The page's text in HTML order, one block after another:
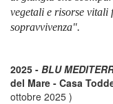
vegetali e risorse vitali
sopravvivenza".
2025 - BLU
del Mare - Casa
ottobre 2025 )